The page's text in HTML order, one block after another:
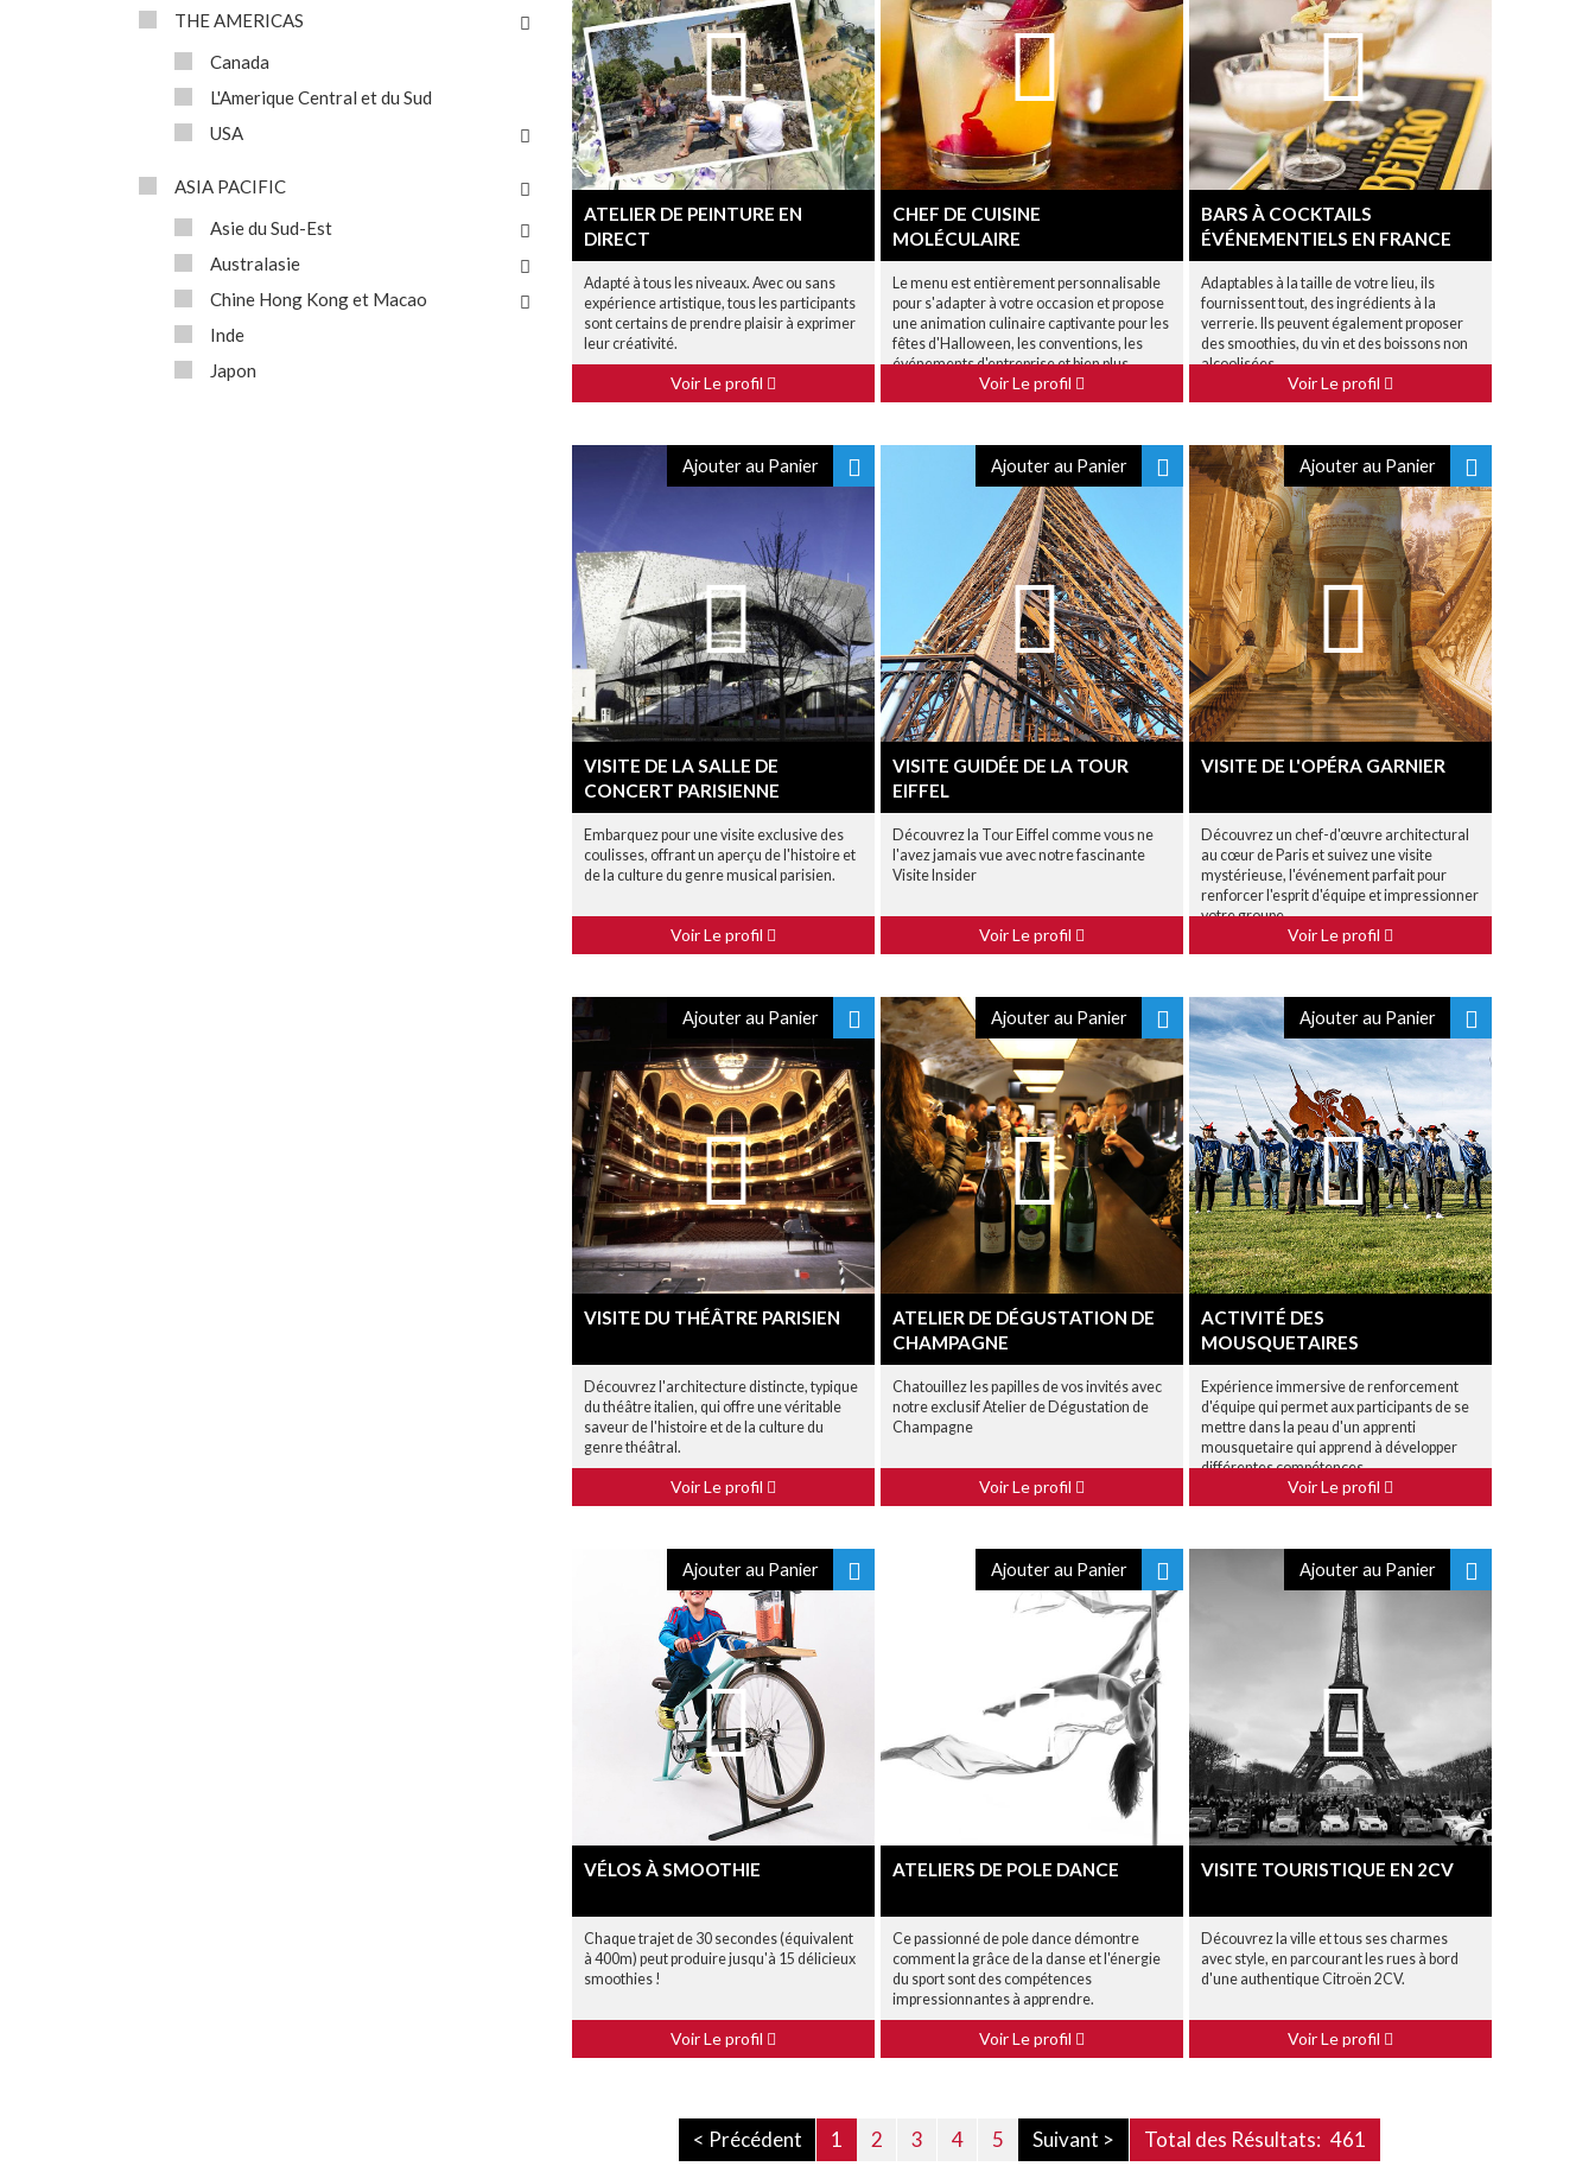
THE AMERICAS
Canada
L'Amerique Central et du Sud
USA
ASIA PACIFIC
Asie du Sud-Est
Australasie
Chine Hong Kong et Macao
Inde
Japon
ATELIER DE PEINTURE EN
DIRECT
Adapté à tous les niveaux. Avec ou sans
expérience artistique, tous les participants
sont certains de prendre plaisir à exprimer
leur créativité.
Voir Le profil
CHEF DE CUISINE
MOLÉCULAIRE
Le menu est entièrement personnalisable
pour s'adapter à votre occasion et propose
une animation culinaire captivante pour les
fêtes d'Halloween, les conventions, les
événements d'entreprise et bien plus
Voir Le profil
BARS À COCKTAILS
ÉVÉNEMENTIELS EN FRANCE
Adaptables à la taille de votre lieu, ils
fournissent tout, des ingrédients à la
verrerie. Ils peuvent également proposer
des smoothies, du vin et des boissons non
alcoolisées.
Voir Le profil
Ajouter au Panier
VISITE DE LA SALLE DE
CONCERT PARISIENNE
Embarquez pour une visite exclusive des
coulisses, offrant un aperçu de l'histoire et
de la culture du genre musical parisien.
Voir Le profil
Ajouter au Panier
VISITE GUIDÉE DE LA TOUR
EIFFEL
Découvrez la Tour Eiffel comme vous ne
l'avez jamais vue avec notre fascinante
Visite Insider
Voir Le profil
Ajouter au Panier
VISITE DE L'OPÉRA GARNIER
Découvrez un chef-d'œuvre architectural
au cœur de Paris et suivez une visite
mystérieuse, l'événement parfait pour
renforcer l'esprit d'équipe et impressionner
votre groupe.
Voir Le profil
Ajouter au Panier
VISITE DU THÉÂTRE PARISIEN
Découvrez l'architecture distincte, typique
du théâtre italien, qui offre une véritable
saveur de l'histoire et de la culture du
genre théâtral.
Voir Le profil
Ajouter au Panier
ATELIER DE DÉGUSTATION DE
CHAMPAGNE
Chatouillez les papilles de vos invités avec
notre exclusif Atelier de Dégustation de
Champagne
Voir Le profil
Ajouter au Panier
ACTIVITÉ DES
MOUSQUETAIRES
Expérience immersive de renforcement
d'équipe qui permet aux participants de se
mettre dans la peau d'un apprenti
mousquetaire qui apprend à développer
différentes compétences.
Voir Le profil
Ajouter au Panier
VÉLOS À SMOOTHIE
Chaque trajet de 30 secondes (équivalent
à 400m) peut produire jusqu'à 15 délicieux
smoothies !
Voir Le profil
Ajouter au Panier
ATELIERS DE POLE DANCE
Ce passionné de pole dance démontre
comment la grâce de la danse et l'énergie
du sport sont des compétences
impressionnantes à apprendre.
Voir Le profil
Ajouter au Panier
VISITE TOURISTIQUE EN 2CV
Découvrez la ville et tous ses charmes
avec style, en parcourant les rues à bord
d'une authentique Citroën 2CV.
Voir Le profil
< Précédent 1 2 3 4 5 Suivant > Total des Résultats: 461